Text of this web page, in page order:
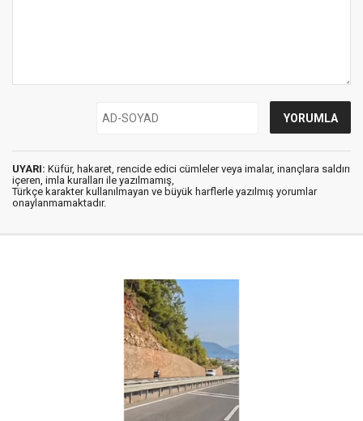
UYARI: Küfür, hakaret, rencide edici cümleler veya imalar, inançlara saldırı
içeren, imla kuralları ile yazılmamış,
Türkçe karakter kullanılmayan ve büyük harflerle yazılmış yorumlar
onaylanmamaktadır.